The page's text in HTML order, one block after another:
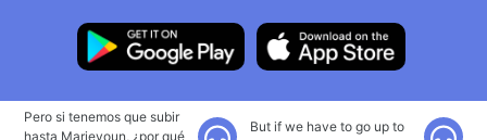
Pero si tenemos que subir
hasta Marjeyoun, ¿por qué
But if we have to go up to